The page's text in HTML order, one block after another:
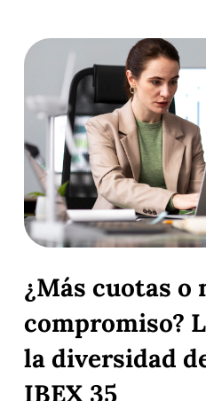
¿Más cuotas o
compromiso?
la diversidad
IBEX 35